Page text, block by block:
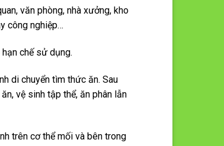
văn phòng, nhà xưởng, kho
công nghiệp…
chế sử dụng.
di chuyển tìm thức ăn. Sau
vệ sinh tập thể, ăn phân lẫn
trên cơ thể mối và bên trong